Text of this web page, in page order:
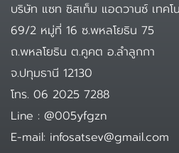
บริษัท แซท ซิสเท็ม แอดวานซ์ เทคโ
69/2 หมู่ที่ 16 ซ.พหลโยธิน 75
ถ.พหลโยธิน ต.คูคต อ.ลำลูกกา
จ.ปทุมธานี 12130
โทร. 06 2025 7288
Line : @005yfgzn
E-mail: infosatsev@gmail.com